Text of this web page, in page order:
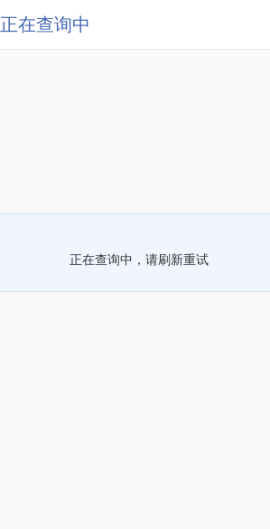
正在查询中
正在查询中，请刷新重试